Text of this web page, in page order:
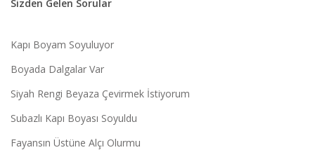
Sizden Gelen Sorular
Kapı Boyam Soyuluyor
Boyada Dalgalar Var
Siyah Rengi Beyaza Çevirmek İstiyorum
Subazlı Kapı Boyası Soyuldu
Fayansın Üstüne Alçı Olurmu